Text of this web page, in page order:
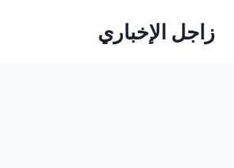
زاجل الإخباري